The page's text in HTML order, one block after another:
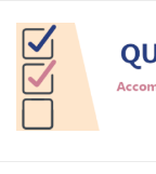
content
Home